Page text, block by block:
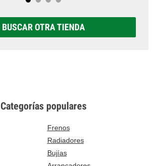
BUSCAR OTRA TIENDA
Categorías populares
Frenos
Radiadores
Bujías